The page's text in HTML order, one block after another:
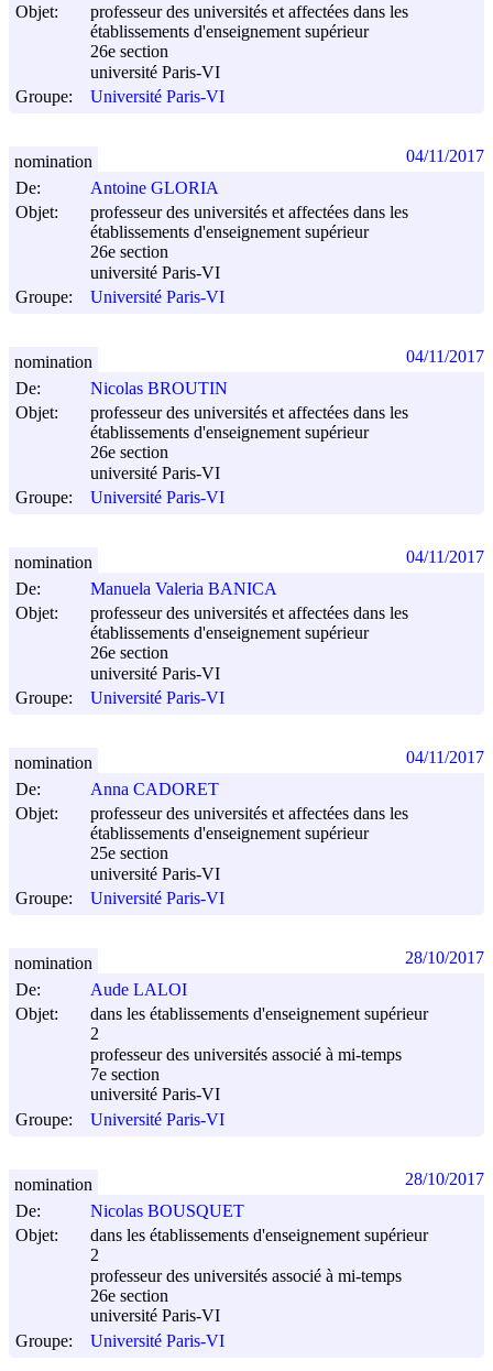
Objet:
professeur des universités et affectées dans les
établissements d'enseignement supérieur
26e section
université Paris-VI
Groupe:
Université Paris-VI
De:
Antoine GLORIA
Objet:
professeur des universités et affectées dans les
établissements d'enseignement supérieur
26e section
université Paris-VI
Groupe:
Université Paris-VI
nomination 04/11/2017
De:
Nicolas BROUTIN
Objet:
professeur des universités et affectées dans les
établissements d'enseignement supérieur
26e section
université Paris-VI
Groupe:
Université Paris-VI
nomination 04/11/2017
De:
Manuela Valeria BANICA
Objet:
professeur des universités et affectées dans les
établissements d'enseignement supérieur
26e section
université Paris-VI
Groupe:
Université Paris-VI
nomination 04/11/2017
De:
Anna CADORET
Objet:
professeur des universités et affectées dans les
établissements d'enseignement supérieur
25e section
université Paris-VI
Groupe:
Université Paris-VI
nomination 04/11/2017
De:
Aude LALOI
Objet:
dans les établissements d'enseignement supérieur
2
professeur des universités associé à mi-temps
7e section
université Paris-VI
Groupe:
Université Paris-VI
nomination 28/10/2017
De:
Nicolas BOUSQUET
Objet:
dans les établissements d'enseignement supérieur
2
professeur des universités associé à mi-temps
26e section
université Paris-VI
Groupe:
Université Paris-VI
nomination 28/10/2017